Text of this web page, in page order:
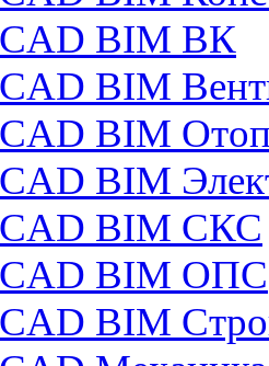
BIM ВК
BIM
BIM
BIM
BIM СКС
BIM ОПС
BIM